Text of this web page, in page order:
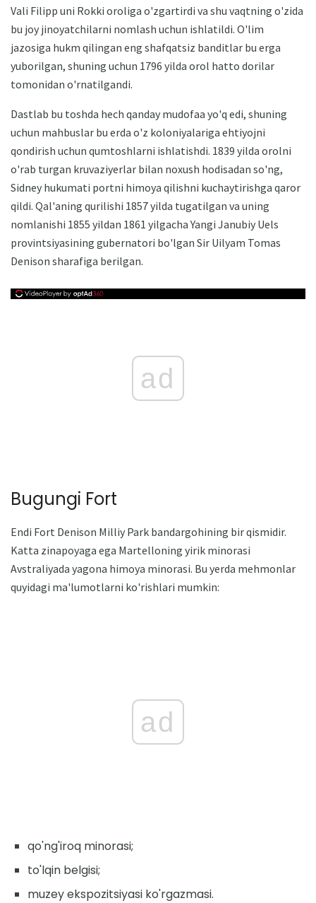
Vali Filipp uni Rokki oroliga o'zgartirdi va shu vaqtning o'zida
bu joy jinoyatchilarni nomlash uchun ishlatildi. O'lim
jazosiga hukm qilingan eng shafqatsiz banditlar bu erga
yuborilgan, shuning uchun 1796 yilda orol hatto dorilar
tomonidan o'rnatilgandi.
Dastlab bu toshda hech qanday mudofaa yo'q edi, shuning
uchun mahbuslar bu erda o'z koloniyalariga ehtiyojni
qondirish uchun qumtoshlarni ishlatishdi. 1839 yilda orolni
o'rab turgan kruvaziyerlar bilan noxush hodisadan so'ng,
Sidney hukumati portni himoya qilishni kuchaytirishga qaror
qildi. Qal'aning qurilishi 1857 yilda tugatilgan va uning
nomlanishi 1855 yildan 1861 yilgacha Yangi Janubiy Uels
provintsiyasining gubernatori bo'lgan Sir Uilyam Tomas
Denison sharafiga berilgan.
ad
Bugungi Fort
Endi Fort Denison Milliy Park bandargohining bir qismidir.
Katta zinapoyaga ega Martelloning yirik minorasi
Avstraliyada yagona himoya minorasi. Bu yerda mehmonlar
quyidagi ma'lumotlarni ko'rishlari mumkin:
ad
qo'ng'iroq minorasi;
to'lqin belgisi;
muzey ekspozitsiyasi ko'rgazmasi.